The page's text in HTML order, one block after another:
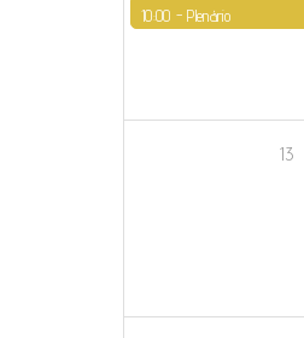
10:00 -Plenário
13